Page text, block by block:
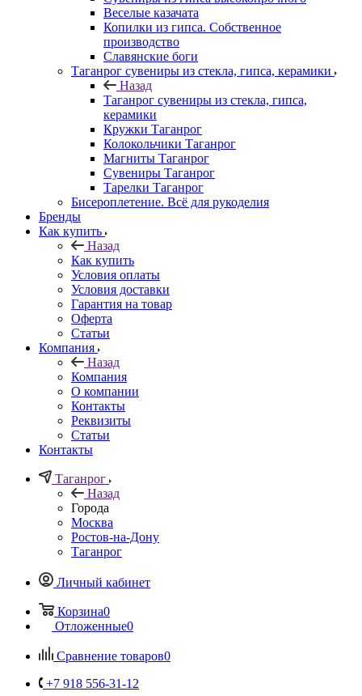
Веселые казачата
Копилки из гипса. Собственное
производство
Славянские боги
Таганрог сувениры из стекла, гипса, керамики
Назад
Таганрог сувениры из стекла, гипса,
керамики
Кружки Таганрог
Колокольчики Таганрог
Магниты Таганрог
Сувениры Таганрог
Тарелки Таганрог
Бисероплетение. Всё для рукоделия
Бренды
Как купить
Назад
Как купить
Условия оплаты
Условия доставки
Гарантия на товар
Оферта
Статьи
Компания
Назад
Компания
О компании
Контакты
Реквизиты
Статьи
Контакты
Таганрог
Назад
Города
Москва
Ростов-на-Дону
Таганрог
Личный кабинет
Корзина0
Отложенные0
Сравнение товаров0
+7 918 556-31-12